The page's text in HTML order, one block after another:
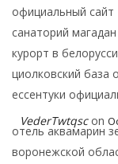
официальный сайт
санаторий
курорт в
циолковский база
ессентуки
VederTwtqsc on
отель аквамарин
воронежской